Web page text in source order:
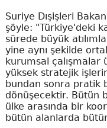
Suriye Dışişleri
şöyle: "Türkiye'deki
sürede büyük
yine aynı şekilde
kurumsal çalışmalar
yüksek stratejik
bundan sonra pratik
dönüşecektir. Bütün
ülke arasında bir
bütün alanlarda